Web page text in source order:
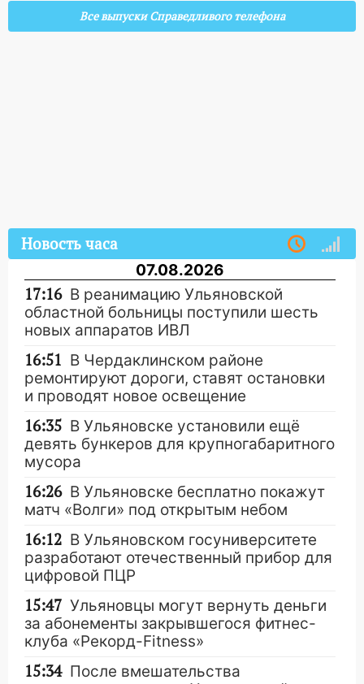
Все выпуски Справедливого телефона
Новость часа
07.08.2026
17:16 В реанимацию Ульяновской
областной больницы поступили шесть
новых аппаратов ИВЛ
16:51 В Чердаклинском районе
ремонтируют дороги, ставят остановки
и проводят новое освещение
16:35 В Ульяновске установили ещё
девять бункеров для крупногабаритного
мусора
16:26 В Ульяновске бесплатно покажут
матч «Волги» под открытым небом
16:12 В Ульяновском госуниверситете
разработают отечественный прибор для
цифровой ПЦР
15:47 Ульяновцы могут вернуть деньги
за абонементы закрывшегося фитнес-
клуба «Рекорд-Fitness»
15:34 После вмешательства